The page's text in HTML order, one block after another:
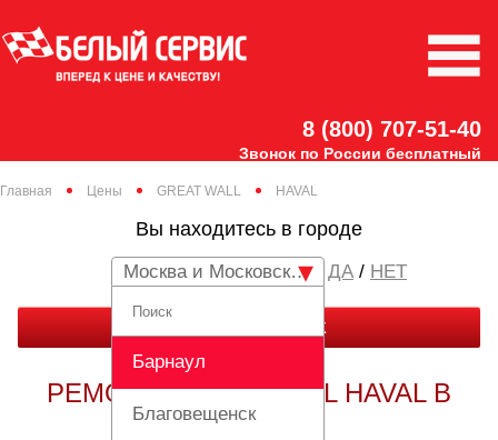
8 (800) 707-51-40
Звонок по России бесплатный
Главная Цены GREAT WALL HAVAL
Вы находитесь в городе
Москва и Московская область
Барнаул
Благовещенск
/ НЕТ
ЗАКАЗАТЬ ЗВОНОК
РЕМОНТ GREAT WALL HAVAL В
МОСКВЕ